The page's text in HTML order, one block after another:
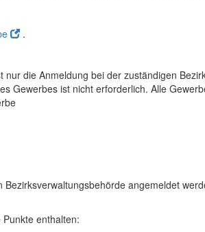
.
die Anmeldung bei der zuständigen
Gewerbes ist nicht erforderlich. Alle
angemeldet
enthalten: